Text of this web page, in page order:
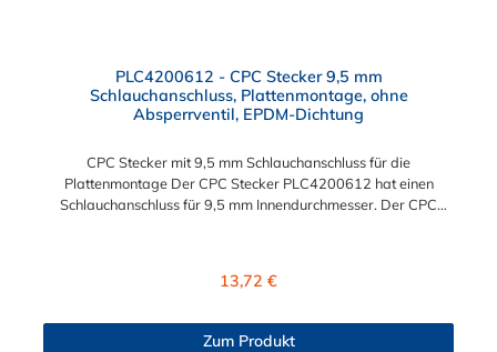
PLC4200612 - CPC Stecker 9,5 mm
Schlauchanschluss, Plattenmontage, ohne
Absperrventil, EPDM-Dichtung
CPC Stecker mit 9,5 mm Schlauchanschluss für die
Plattenmontage Der CPC Stecker PLC4200612 hat einen
Schlauchanschluss für 9,5 mm Innendurchmesser. Der CPC
Verbindungsstück mit O-Ring zur CPC Kupplung hat ein
allen Kupplungen der PLC12-, PLC- und LC- Serie kombinieren.
Regulärer Preis:
13,72 €
Zum Produkt